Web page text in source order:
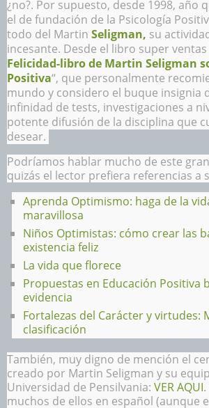
¿no?. Por supuesto, desde 1998, año
el de fundación de la Psicología
todo del Martin Seligman, su
incesante. Desde el libro super ventas
Felicidad-libro de Martin Seligman
Positiva“, que personalmente
mundo y considero el buque insignia
infinidad de tests, investigaciones a
potente difusión de la disciplina que
desear.
Podríamos hablar mucho de este
quizás el lector prefiera referencias a
Aprenda Optimismo: haga de la
maravillosa
Niños Optimistas: cómo crear las
existencia feliz
La vida que florece
Propuestas en Educación Positiva
evidencia
Fortalezas del Carácter y virtudes:
clasificación
También, muy digno de mención el
creado por Martin Seligman y su
Universidad de Pensilvania: VER AQUI
muchos de ellos en español (aunque